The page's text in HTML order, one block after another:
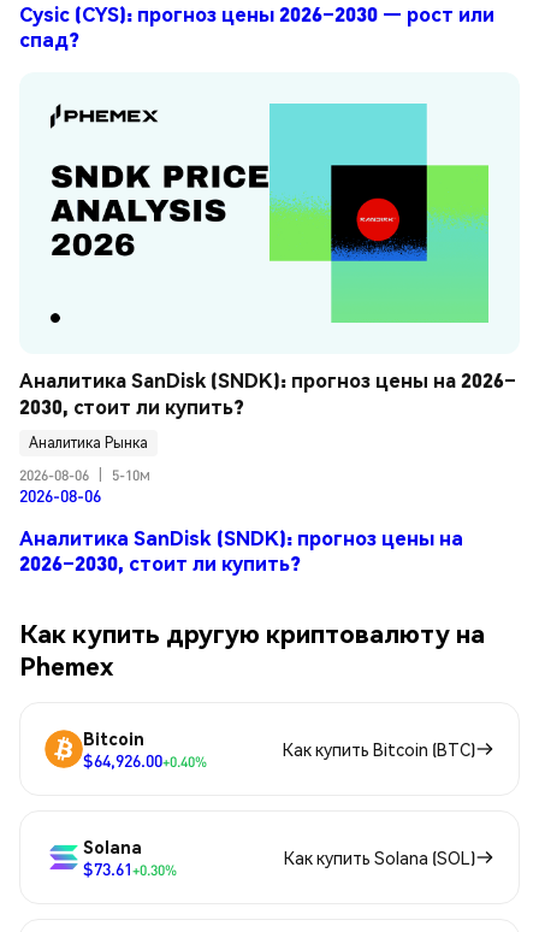
Cysic (CYS): прогноз цены 2026–2030 — рост или
спад?
Аналитика SanDisk (SNDK): прогноз цены на 2026–
2030, стоит ли купить?
Аналитика Рынка
2026-08-06
5-10м
2026-08-06
Аналитика SanDisk (SNDK): прогноз цены на
2026–2030, стоит ли купить?
Как купить другую криптовалюту на
Phemex
Bitcoin
$64,926.00+0.40%
Как купить Bitcoin (BTC)
Solana
$73.61+0.30%
Как купить Solana (SOL)